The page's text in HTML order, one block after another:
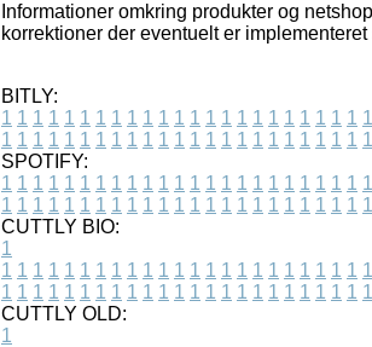
Informationer omkring produkter og
korrektioner der eventuelt er
BITLY:
1 1 1 1 1 1 1 1 1 1 1 1 1 1 1 1 1 1 1 1 1 1 1 1
1 1 1 1 1 1 1 1 1 1 1 1 1 1 1 1 1 1 1 1 1 1 1 1
SPOTIFY:
1 1 1 1 1 1 1 1 1 1 1 1 1 1 1 1 1 1 1 1 1 1 1 1
1 1 1 1 1 1 1 1 1 1 1 1 1 1 1 1 1 1 1 1 1 1 1 1
CUTTLY BIO:
1
1 1 1 1 1 1 1 1 1 1 1 1 1 1 1 1 1 1 1 1 1 1 1 1
1 1 1 1 1 1 1 1 1 1 1 1 1 1 1 1 1 1 1 1 1 1 1 1
CUTTLY OLD:
1